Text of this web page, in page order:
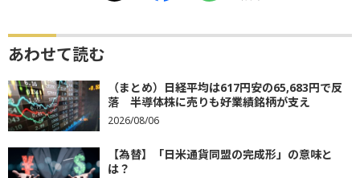
あわせて読む
（まとめ）日経平均は617円安の65,683円で反
落 半導体株に売りも好業績銘柄が支え
2026/08/06
【為替】「日米通貨同盟の完成形」の意味と
は？